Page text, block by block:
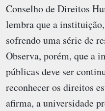
Conselho de Direitos
lembra que a
sofrendo uma série de
Observa, porém, que a
públicas deve ser
reconhecer os direitos
afirma, a universidade